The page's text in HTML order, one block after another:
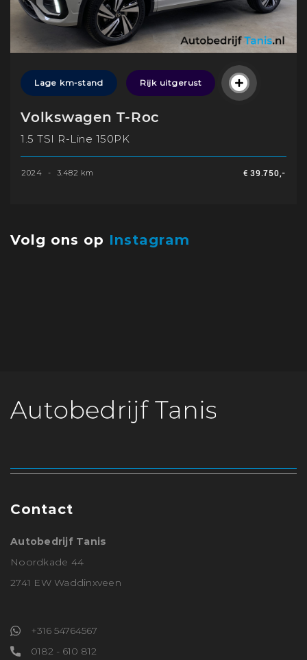
Lage km-stand Rijk uitgerust
Volkswagen T-Roc
1.5 TSI R-Line 150PK
2024 - 3.482 km € 39.750,-
Volg ons op Instagram
Contact
Autobedrijf Tanis
Noordkade 44
2741 EW Waddinxveen
+316 54764567
0182 - 610 812